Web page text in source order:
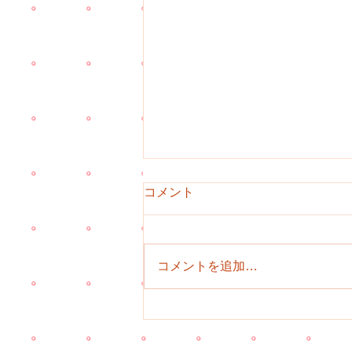
での子どもたち
コメント
コメントを追加…